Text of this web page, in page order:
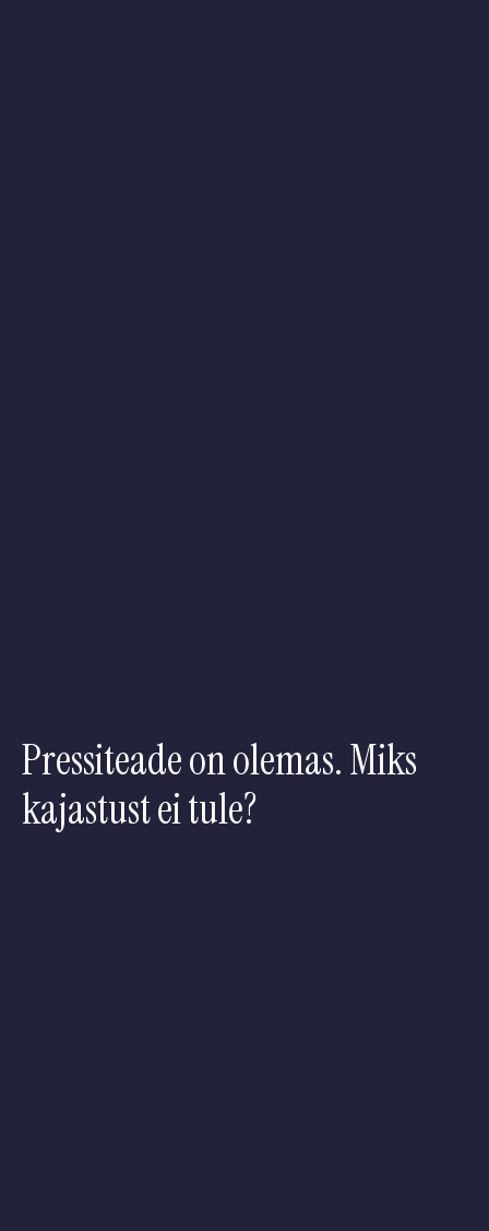
Pressiteade on olemas. Miks
kajastust ei tule?